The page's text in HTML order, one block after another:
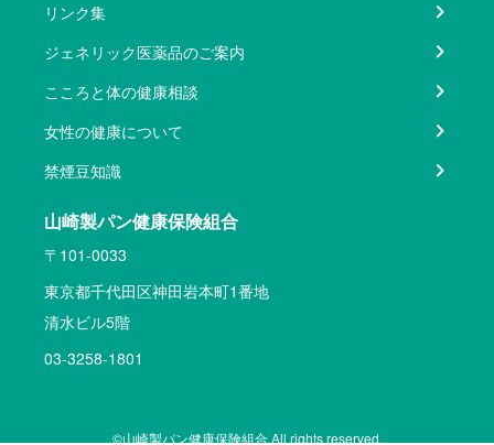
リンク集
ジェネリック医薬品のご案内
こころと体の健康相談
女性の健康について
禁煙豆知識
山崎製パン健康保険組合
〒101-0033
東京都千代田区神田岩本町1番地
清水ビル5階
03-3258-1801
©山崎製パン健康保険組合 All rights reserved.